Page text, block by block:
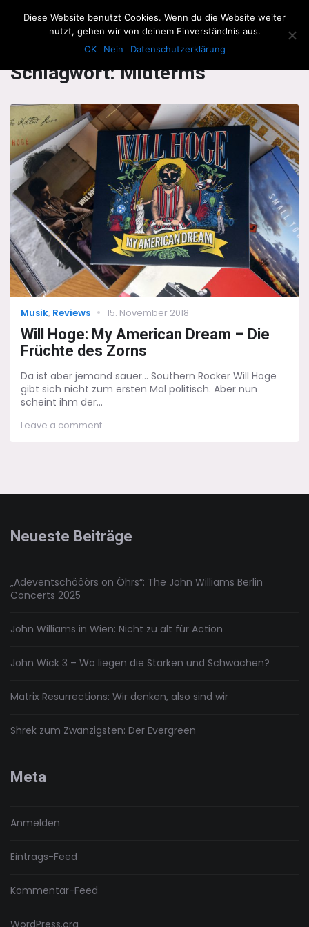
The Howling Men
Schlagwort:Midterms
Categories
Musik, Reviews
Posted
15. November 2018
Will Hoge: My American Dream – Die
Früchte des Zorns
Da ist aber jemand sauer... Southern Rocker Will Hoge
gibt sich nicht zum ersten Mal politisch. Aber nun
scheint ihm der...
Leave a commenton
des
Zorns
Neueste Beiträge
„Adeventschööörs on Öhrs“: The John Williams Berlin
Concerts 2025
John Williams in Wien: Nicht zu alt für Action
John Wick 3 – Wo liegen die Stärken und Schwächen?
Matrix Resurrections: Wir denken, also sind wir
Shrek zum Zwanzigsten: Der Evergreen
Meta
Anmelden
Eintrags-Feed
Kommentar-Feed
WordPress.org
Diese Website benutzt Cookies. Wenn du die Website weiter
nutzt, gehen wir von deinem Einverständnis aus.
OK
Nein Datenschutzerklärung